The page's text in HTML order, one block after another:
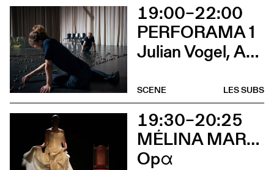
19:00–22:00
PERFORAMA 1
Julian Vogel, Aurélien Dougé, Igor Cardellini & Tomas Gonzalez
LES SUBS
SCENE
19:30–20:25
MÉLINA MARTIN
Opα